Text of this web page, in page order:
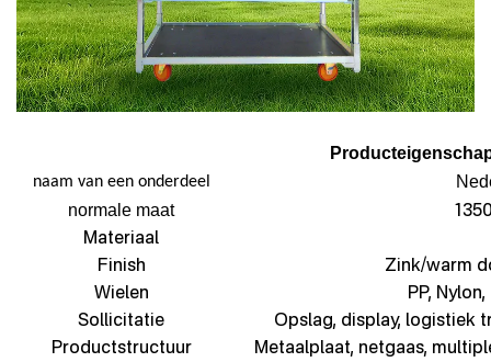
naam van een onderdeel
normale maat
Materiaal
Finish
Zink/warm
Wielen
PP,
Sollicitatie
Opslag, display, logistiek
Productstructuur
Metaalplaat, netgaas,